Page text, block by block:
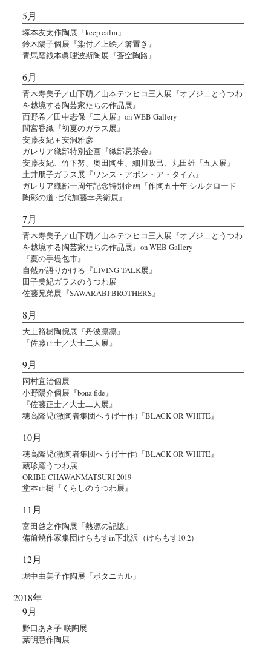
5月
塚本友太作陶展「keep calm」
鈴木陽子個展『染付／上絵／箸置き』
青馬窯銭本眞理波斯陶展『蒼空陶路』
6月
青木寿美子／山下萌／山本テツヒコ三人展『オブジェとうつわ
を越境する陶芸家たちの作品展』
西野希／田中志保『二人展』on WEB Gallery
間宮香織『初夏のガラス展』
安藤友紀＋安洞雅彦
ガレリア織部特別企画『織部忌茶会』
安藤友紀、竹下努、奥田陶生、細川政己、丸田雄『五人展』
土井朋子ガラス展『ワンス・アポン・ア・タイム』
ガレリア織部一周年記念特別企画『作陶五十年 シルクロード
陶彩の道 七代加藤幸兵衛展』
7月
青木寿美子／山下萌／山本テツヒコ三人展『オブジェとうつわ
を越境する陶芸家たちの作品展』on WEB Gallery
『夏の手堤包市』
自然が語りかける『LIVING TALK展』
田子美紀ガラスのうつわ展
佐藤兄弟展『SAWARABI BROTHERS』
8月
大上裕樹陶倪展『丹波凛凛』
『佐藤正士／大士二人展』
9月
岡村宜治個展
小野陽介個展『bona fide』
『佐藤正士／大士二人展』
穂高隆児(激陶者集団へうげ十作)『BLACK OR WHITE』
10月
穂高隆児(激陶者集団へうげ十作)『BLACK OR WHITE』
蔵珍窯うつわ展
ORIBE CHAWANMATSURI 2019
堂本正樹『くらしのうつわ展』
11月
富田啓之作陶展「熱源の記憶」
備前焼作家集団けらもすin下北沢（けらもす10.2）
12月
堀中由美子作陶展「ボタニカル」
2018年
9月
野口あき子 咲陶展
葉明慧作陶展